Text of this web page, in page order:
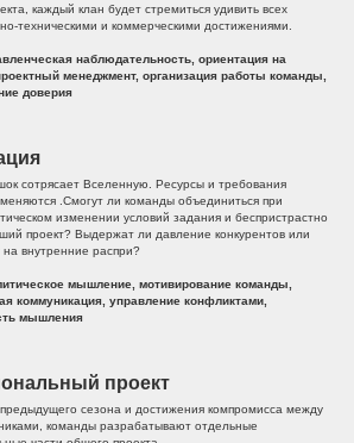
каждый клан будет стремиться удивить всех
техническими и коммерческими достижениями.
наблюдательность, ориентация на
менеджмент, организация работы команды,
доверия
сотрясает Вселенную. Ресурсы и требования
.Смогут ли команды объединиться при
изменении условий задания и беспристрастно
проект? Выдержат ли давление конкурентов или
на внутренние распри?
мышление, мотивирование команды,
коммуникация, управление конфликтами,
мышления
проект
сезона и достижения компромисса между
команды разрабатывают отдельные